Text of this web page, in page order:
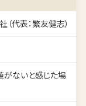
代表：繁友健志）
ないと感じた場